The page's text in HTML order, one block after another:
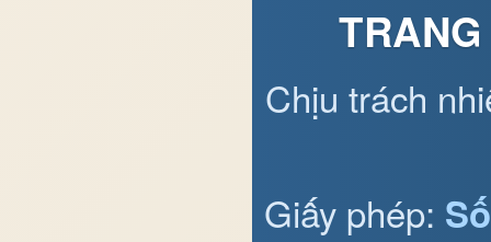
Chịu trách
Giấy phép: